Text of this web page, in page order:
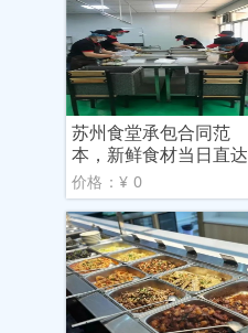
苏州食堂承包合同范
本，新鲜食材当日直达
价格：¥ 0